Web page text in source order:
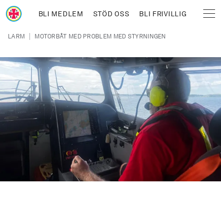
Hoppa till huvudinnehåll
BLI MEDLEM STÖD OSS BLI FRIVILLIG
Länkstig
LARM | MOTORBÅT MED PROBLEM MED STYRNINGEN